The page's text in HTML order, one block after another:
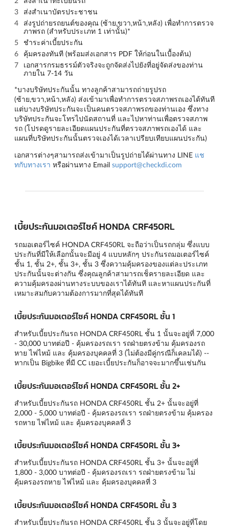
ส่งสำเนาบัตรประชาชน
ส่งรูปถ่ายรถยนต์ของคุณ (ซ้าย,ขวา,หน้า,หลัง) เพื่อทำการตรวจ
ภาพรถ (สำหรับประเภท 1 เท่านั้น)*
ชำระค่าเบี้ยประกัน
คุ้มครองทันที (พร้อมส่งเอกสาร PDF ให้ก่อนในเบื้องต้น)
เอกสารกรมธรรม์ตัวจริงจะถูกจัดส่งไปยังที่อยู่จัดส่งของท่าน
ภายใน 7-14 วัน
*บางบริษัทประกันนั้น ทางลูกค้าสามารถถ่ายรูปรถ
(ซ้าย,ขวา,หน้า,หลัง) ส่งเข้ามาเพื่อทำการตรวจสภาพรถเองได้ทันที
แต่บางบริษัทประกันจะเป็นคนตรวจสภาพรถของท่านเอง ซึ่งทาง
บริษัทประกันจะโทรไปนัดสถานที่ และไปหาท่านเพื่อตรวจสภาพ
รถ (โปรดดูรายละเอียดแผนประกันที่ตรวจสภาพรถเองได้ และ
แผนที่บริษัทประกันนั้นตรวจเองได้เวลาเปรียบเทียบแผนประกัน)
เอกสารต่างๆสามารถส่งเข้ามาเป็นรูปถ่ายได้ผ่านทาง LINE แช
ทกับทางเรา หรือผ่านทาง Email support@checkdi.com
เบี้ยประกันมอเตอร์ไซค์ HONDA CRF450RL
รถมอเตอร์ไซค์ HONDA CRF450RL จะถือว่าเป็นรถกลุ่ม ซึ่งแบบ
ประกันที่มีให้เลือกนั้นจะมีอยู่ 4 แบบหลักๆ ประกันรถมอเตอร์ไซค์
ชั้น 1, ชั้น 2+, ชั้น 3+, ชั้น 3 ซึ่งความคุ้มครองของแต่ละประเภท
ประกันนั้นจะต่างกัน ซึ่งคุณลูกค้าสามารถเช็ครายละเอียด และ
ความคุ้มครองผ่านทางระบบของเราได้ทันที และหาแผนประกันที่
เหมาะสมกับความต้องการมากที่สุดได้ทันที
เบี้ยประกันมอเตอร์ไซค์ HONDA CRF450RL ชั้น 1
สำหรับเบี้ยประกันรถ HONDA CRF450RL ชั้น 1 นั้นจะอยู่ที่ 7,000
- 30,000 บาทต่อปี - คุ้มครองรถเรา รถฝ่ายตรงข้าม คุ้มครองรถ
หาย ไฟไหม้ และ คุ้มครองบุคคลที่ 3 (ไม่ต้องมีคู่กรณีก็เคลมได้) --
หากเป็น Bigbike ที่มี CC เยอะเบี้ยประกันก็อาจจะมากขึ้นเช่นกัน
เบี้ยประกันมอเตอร์ไซค์ HONDA CRF450RL ชั้น 2+
สำหรับเบี้ยประกันรถ HONDA CRF450RL ชั้น 2+ นั้นจะอยู่ที่
2,000 - 5,000 บาทต่อปี - คุ้มครองรถเรา รถฝ่ายตรงข้าม คุ้มครอง
รถหาย ไฟไหม้ และ คุ้มครองบุคคลที่ 3
เบี้ยประกันมอเตอร์ไซค์ HONDA CRF450RL ชั้น 3+
สำหรับเบี้ยประกันรถ HONDA CRF450RL ชั้น 3+ นั้นจะอยู่ที่
1,800 - 3,000 บาทต่อปี - คุ้มครองรถเรา รถฝ่ายตรงข้าม ไม่
คุ้มครองรถหาย ไฟไหม้ และ คุ้มครองบุคคลที่ 3
เบี้ยประกันมอเตอร์ไซค์ HONDA CRF450RL ชั้น 3
สำหรับเบี้ยประกันรถ HONDA CRF450RL ชั้น 3 นั้นจะอยู่ที่โดย